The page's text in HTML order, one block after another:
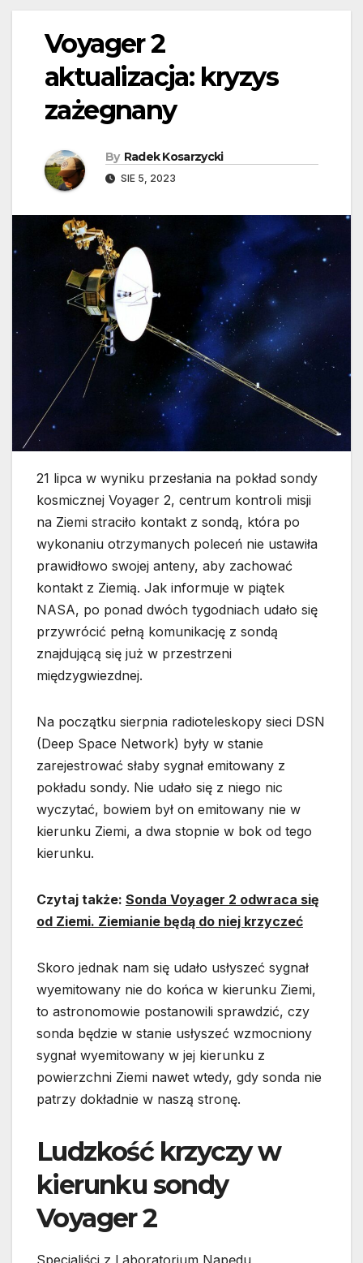
Voyager 2
aktualizacja: kryzys
zażegnany
By Radek Kosarzycki
SIE 5, 2023
21 lipca w wyniku przesłania na pokład sondy
kosmicznej Voyager 2, centrum kontroli misji
na Ziemi straciło kontakt z sondą, która po
wykonaniu otrzymanych poleceń nie ustawiła
prawidłowo swojej anteny, aby zachować
kontakt z Ziemią. Jak informuje w piątek
NASA, po ponad dwóch tygodniach udało się
przywrócić pełną komunikację z sondą
znajdującą się już w przestrzeni
międzygwiezdnej.
Na początku sierpnia radioteleskopy sieci DSN
(Deep Space Network) były w stanie
zarejestrować słaby sygnał emitowany z
pokładu sondy. Nie udało się z niego nic
wyczytać, bowiem był on emitowany nie w
kierunku Ziemi, a dwa stopnie w bok od tego
kierunku.
Czytaj także: Sonda Voyager 2 odwraca się
od Ziemi. Ziemianie będą do niej krzyczeć
Skoro jednak nam się udało usłyszeć sygnał
wyemitowany nie do końca w kierunku Ziemi,
to astronomowie postanowili sprawdzić, czy
sonda będzie w stanie usłyszeć wzmocniony
sygnał wyemitowany w jej kierunku z
powierzchni Ziemi nawet wtedy, gdy sonda nie
patrzy dokładnie w naszą stronę.
Ludzkość krzyczy w
kierunku sondy
Voyager 2